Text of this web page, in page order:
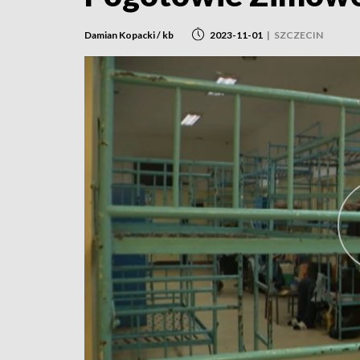
Damian Kopacki / kb 2023-11-01 | SZCZECIN